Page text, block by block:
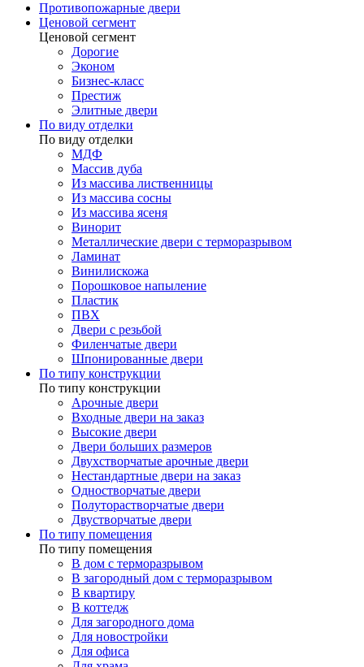
Противопожарные двери
Ценовой сегмент
Ценовой сегмент
Дорогие
Эконом
Бизнес-класс
Престиж
Элитные двери
По виду отделки
По виду отделки
МДФ
Массив дуба
Из массива лиственницы
Из массива сосны
Из массива ясеня
Винорит
Металлические двери с терморазрывом
Ламинат
Винилискожа
Порошковое напыление
Пластик
ПВХ
Двери с резьбой
Филенчатые двери
Шпонированные двери
По типу конструкции
По типу конструкции
Арочные двери
Входные двери на заказ
Высокие двери
Двери больших размеров
Двухстворчатые арочные двери
Нестандартные двери на заказ
Одностворчатые двери
Полуторастворчатые двери
Двустворчатые двери
По типу помещения
По типу помещения
В дом с терморазрывом
В загородный дом с терморазрывом
В квартиру
В коттедж
Для загородного дома
Для новостройки
Для офиса